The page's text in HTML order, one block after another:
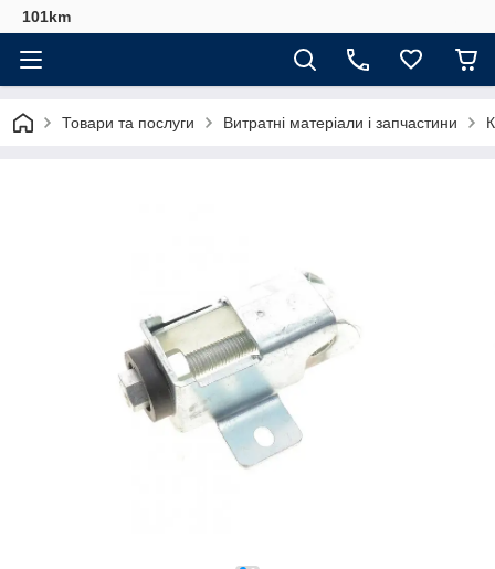
101km
Товари та послуги Витратні матеріали і запчастини